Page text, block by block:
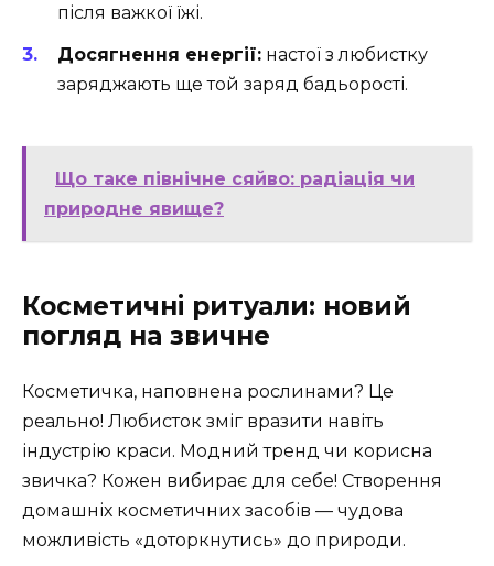
після важкої їжі.
Досягнення енергії: настої з любистку
заряджають ще той заряд бадьорості.
Що таке північне сяйво: радіація чи
природне явище?
Косметичні ритуали: новий
погляд на звичне
Косметичка, наповнена рослинами? Це
реально! Любисток зміг вразити навіть
індустрію краси. Модний тренд чи корисна
звичка? Кожен вибирає для себе! Створення
домашніх косметичних засобів — чудова
можливість «доторкнутись» до природи.